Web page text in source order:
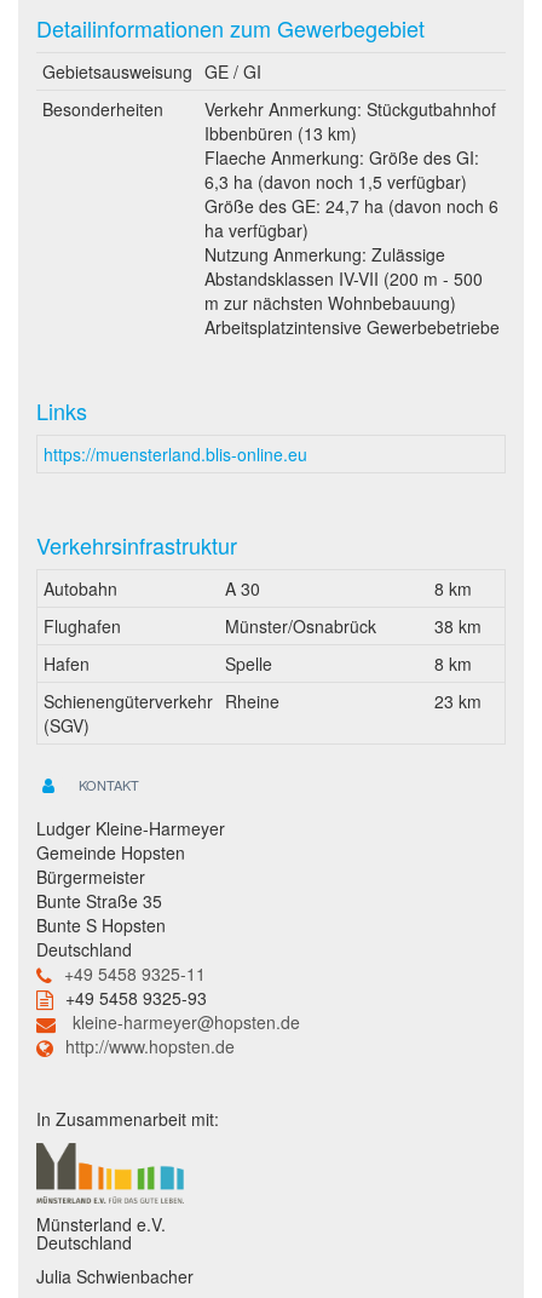
Detailinformationen zum Gewerbegebiet
Gebietsausweisung GE / GI
Besonderheiten
Verkehr Anmerkung: Stückgutbahnhof
Ibbenbüren (13 km)
Flaeche Anmerkung: Größe des GI:
6,3 ha (davon noch 1,5 verfügbar)
Größe des GE: 24,7 ha (davon noch 6
ha verfügbar)
Nutzung Anmerkung: Zulässige
Abstandsklassen IV-VII (200 m - 500
m zur nächsten Wohnbebauung)
Arbeitsplatzintensive Gewerbebetriebe
Links
https://muensterland.blis-online.eu
Verkehrsinfrastruktur
Autobahn A 30
8 km
Flughafen
Münster/Osnabrück
38 km
Hafen
Spelle
8 km
Schienengüterverkehr
(SGV)
Rheine 23 km
KONTAKT
Ludger Kleine-Harmeyer
Gemeinde Hopsten
Bürgermeister
Bunte Straße 35
Bunte S Hopsten
Deutschland
+49 5458 9325-11
+49 5458 9325-93
kleine-harmeyer@hopsten.de
http://www.hopsten.de
In Zusammenarbeit mit:
Münsterland e.V.
Deutschland
Julia Schwienbacher